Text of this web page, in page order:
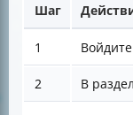
Шаг
1
2 В